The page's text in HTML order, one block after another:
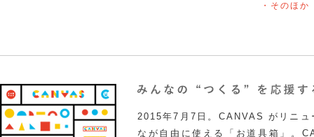
・そのほか
2015年7月7日。CANVAS がリニュ
なが自由に使える「お道具箱」。